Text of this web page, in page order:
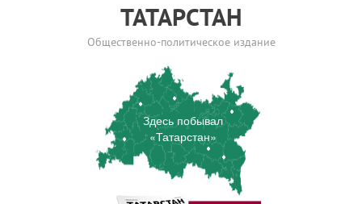
ТАТАРСТАН
Общественно-политическое издание
Здесь побывал
«Татарстан»